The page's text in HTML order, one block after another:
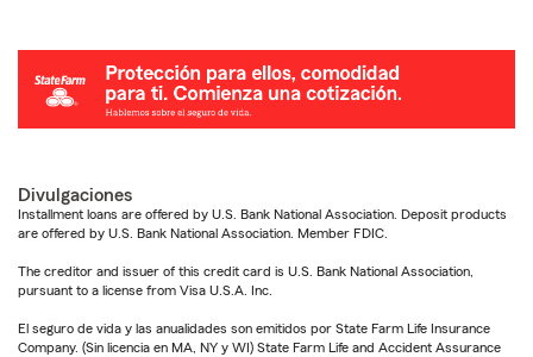
Divulgaciones
Installment loans are offered by U.S. Bank National Association. Deposit products
are offered by U.S. Bank National Association. Member FDIC.
The creditor and issuer of this credit card is U.S. Bank National Association,
pursuant to a license from Visa U.S.A. Inc.
El seguro de vida y las anualidades son emitidos por State Farm Life Insurance
Company. (Sin licencia en MA, NY y WI) State Farm Life and Accident Assurance